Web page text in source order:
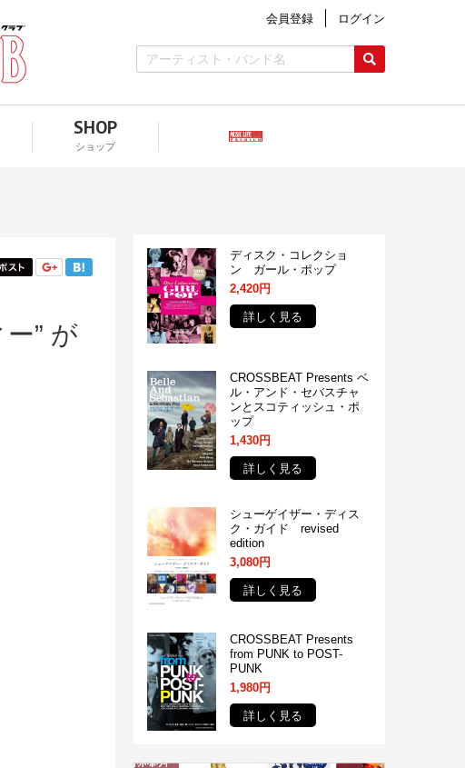
会員登録 ログイン
SHOP
ショップ
” が
ディスク・コレクショ
ン ガール・ポップ
2,420円
詳しく見る
CROSSBEAT Presents ベ
ル・アンド・セバスチャ
ンとスコティッシュ・ポ
ップ
1,430円
詳しく見る
シューゲイザー・ディス
ク・ガイド revised
edition
3,080円
詳しく見る
CROSSBEAT Presents
from PUNK to POST-
PUNK
1,980円
詳しく見る